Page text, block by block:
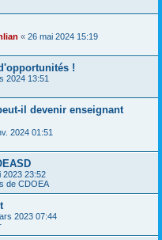
« 26 mai 2024 15:19
!
2024 13:51
il devenir enseignant
2024 01:51
2023 23:52
de CDOEA
2023 07:44